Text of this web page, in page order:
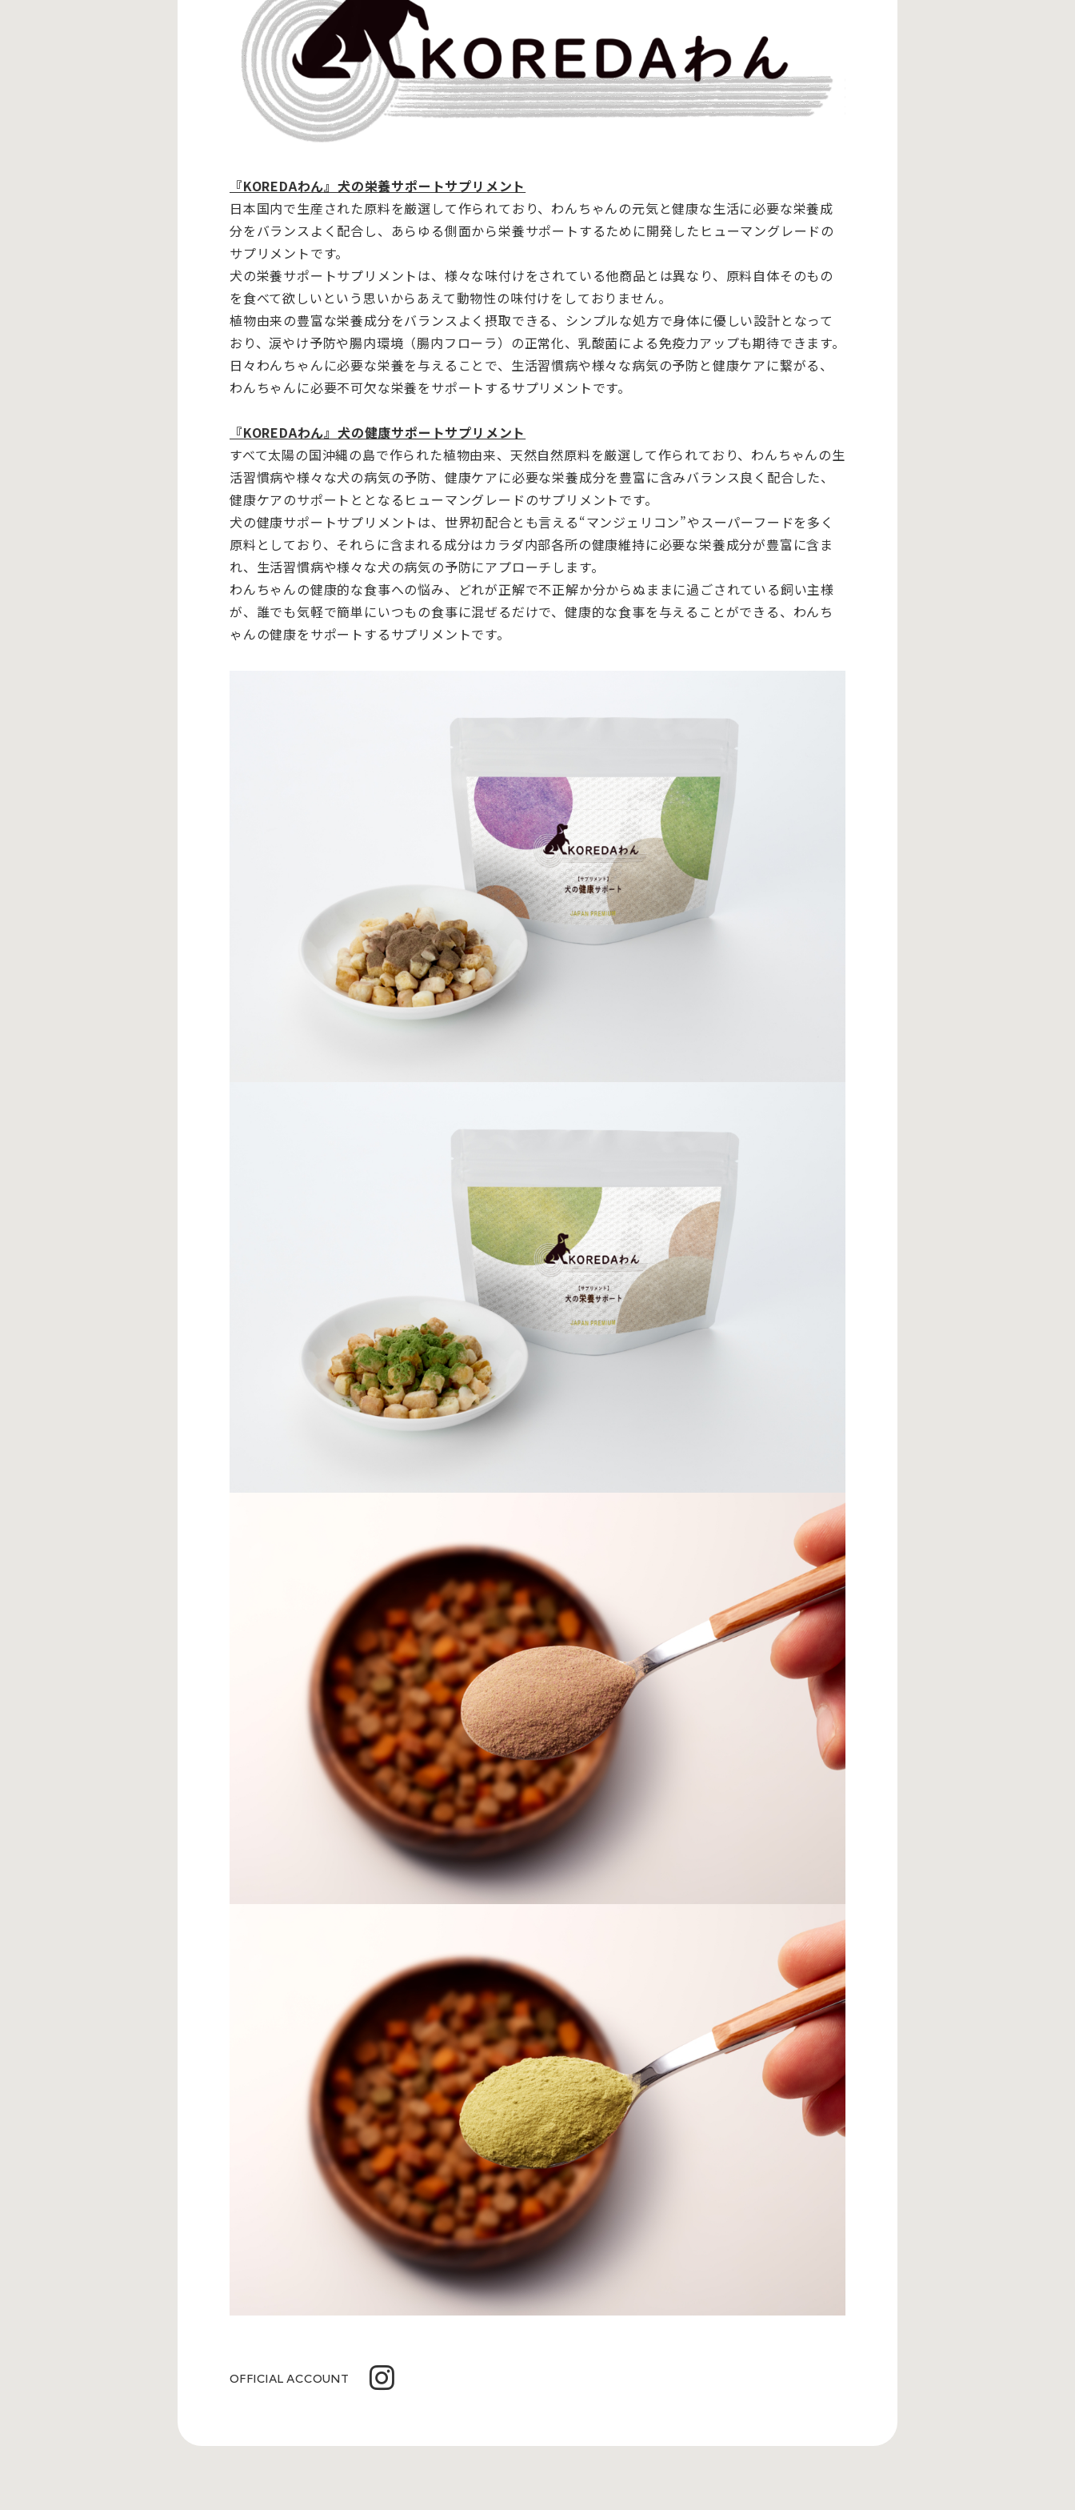
『KOREDAわん』犬の栄養サポートサプリメント
日本国内で生産された原料を厳選して作られており、 わんちゃんの元気と健康な生活に必要な栄養成
分をバランスよく配合し、 あらゆる側面から栄養サポートするために開発したヒューマングレードの
サプリメントです。
犬の栄養サポートサプリメントは、 様々な味付けをされている他商品とは異なり、 原料自体そのもの
を食べて欲しいという思いからあえて動物性の味付けをしておりません。
植物由来の豊富な栄養成分をバランスよく摂取できる、 シンプルな処方で身体に優しい設計となって
おり、涙やけ予防や腸内環境（腸内フローラ）の正常化、 乳酸菌による免疫力アップも期待できます。
日々わんちゃんに必要な栄養を与えることで、 生活習慣病や様々な病気の予防と健康ケアに繋がる、
わんちゃんに必要不可欠な栄養をサポートするサプリメントです。
『KOREDAわん』犬の健康サポートサプリメント
すべて太陽の国沖縄の島で作られた植物由来、 天然自然原料を厳選して作られており、 わんちゃんの生
活習慣病や様々な犬の病気の予防、 健康ケアに必要な栄養成分を豊富に含みバランス良く配合した、
健康ケアのサポートととなるヒューマングレードのサプリメントです。
犬の健康サポートサプリメントは、世界初配合とも言える“マンジェリコン”やスーパーフードを多く
原料としており、 それらに含まれる成分はカラダ内部各所の健康維持に必要な栄養成分が豊富に含ま
れ、 生活習慣病や様々な犬の病気の予防にアプローチします。
わんちゃんの健康的な食事への悩み、 どれが正解で不正解か分からぬままに過ごされている飼い主様
が、 誰でも気軽で簡単にいつもの食事に混ぜるだけで、健康的な食事を与えることができる、 わんち
ゃんの健康をサポートするサプリメントです。
OFFICIAL ACCOUNT